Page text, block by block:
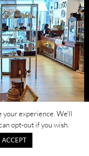
your experience. We'll
opt-out if you wish.
ACCEPT